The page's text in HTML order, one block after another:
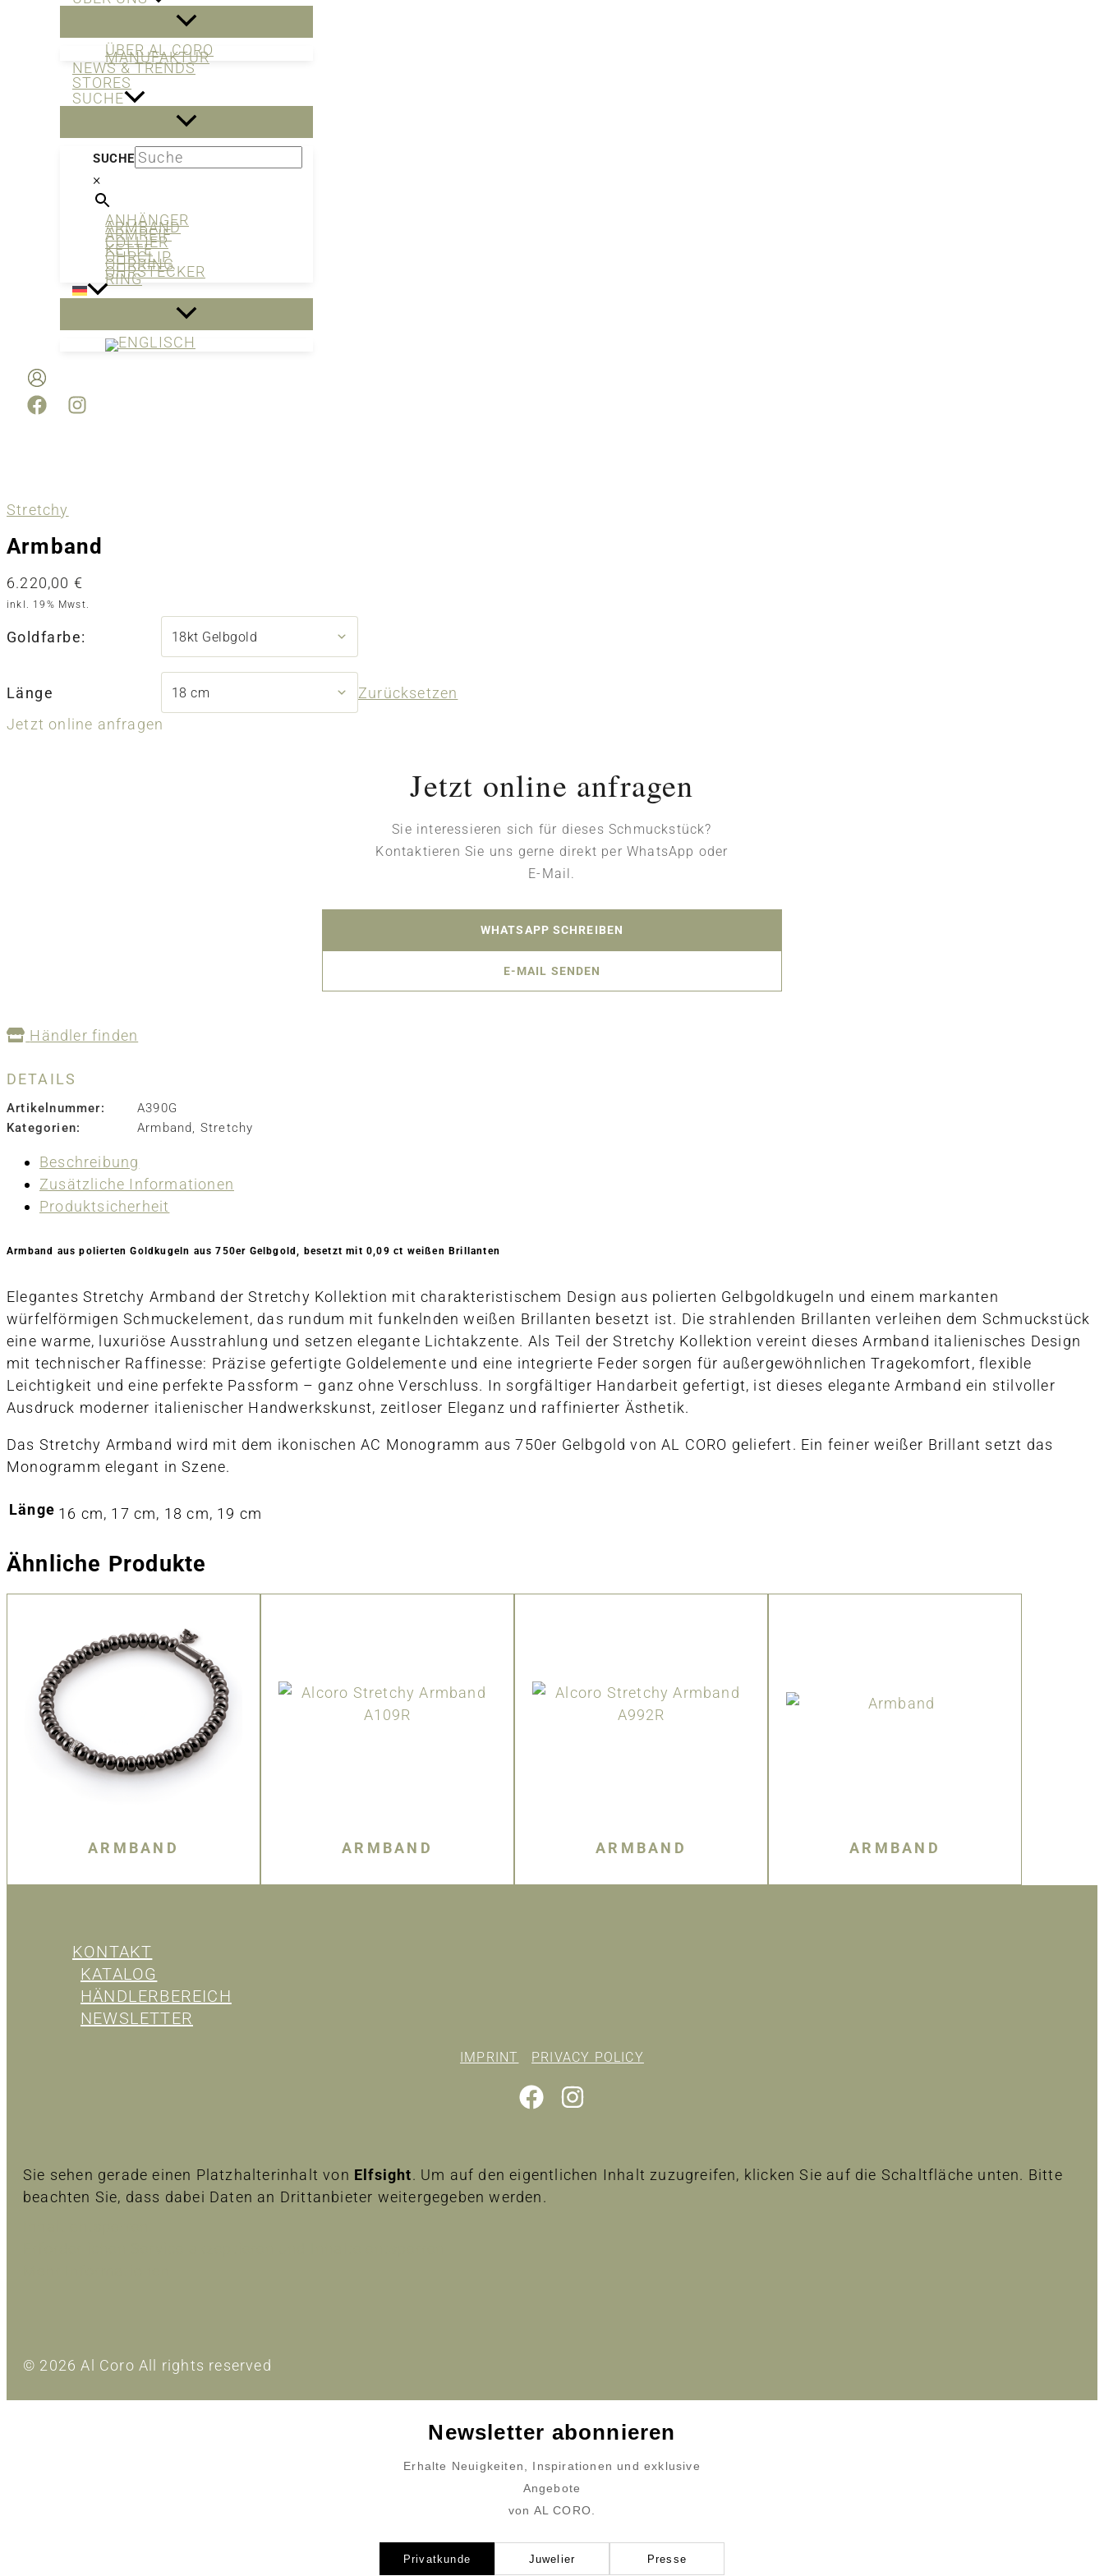
ÜBER AL CORO
MANUFAKTUR
NEWS & TRENDS
STORES
SUCHE
SUCHE
×
ANHÄNGER
ARMBAND
ARMREIF
COLLIER
KETTE
OHRCLIP
OHRRING
OHRSTECKER
RING
Stretchy
Armband
6.220,00 €
inkl. 19% Mwst.
Goldfarbe:
Länge
Zurücksetzen
Jetzt online anfragen
Jetzt online anfragen
Sie interessieren sich für dieses Schmuckstück?
Kontaktieren Sie uns gerne direkt per WhatsApp oder
E-Mail.
WHATSAPP SCHREIBEN
E-MAIL SENDEN
Händler finden
DETAILS
Artikelnummer:
A390G
Kategorien:
Armband, Stretchy
Beschreibung
Zusätzliche Informationen
Produktsicherheit
Armband aus polierten Goldkugeln aus 750er Gelbgold, besetzt mit 0,09 ct weißen Brillanten
Elegantes Stretchy Armband der Stretchy Kollektion mit charakteristischem Design aus polierten Gelbgoldkugeln und einem markanten
würfelförmigen Schmuckelement, das rundum mit funkelnden weißen Brillanten besetzt ist. Die strahlenden Brillanten verleihen dem Schmuckstück
eine warme, luxuriöse Ausstrahlung und setzen elegante Lichtakzente. Als Teil der Stretchy Kollektion vereint dieses Armband italienisches Design
mit technischer Raffinesse: Präzise gefertigte Goldelemente und eine integrierte Feder sorgen für außergewöhnlichen Tragekomfort, flexible
Leichtigkeit und eine perfekte Passform – ganz ohne Verschluss. In sorgfältiger Handarbeit gefertigt, ist dieses elegante Armband ein stilvoller
Ausdruck moderner italienischer Handwerkskunst, zeitloser Eleganz und raffinierter Ästhetik.
Das Stretchy Armband wird mit dem ikonischen AC Monogramm aus 750er Gelbgold von AL CORO geliefert. Ein feiner weißer Brillant setzt das
Monogramm elegant in Szene.
Länge 16 cm, 17 cm, 18 cm, 19 cm
Ähnliche Produkte
ARMBAND ARMBAND ARMBAND ARMBAND
KONTAKT
KATALOG
HÄNDLERBEREICH
NEWSLETTER
IMPRINT PRIVACY POLICY
Sie sehen gerade einen Platzhalterinhalt von Elfsight. Um auf den eigentlichen Inhalt zuzugreifen, klicken Sie auf die Schaltfläche unten. Bitte
beachten Sie, dass dabei Daten an Drittanbieter weitergegeben werden.
© 2026 Al Coro All rights reserved
Newsletter abonnieren
Erhalte Neuigkeiten, Inspirationen und exklusive
Angebote
von AL CORO.
Privatkunde Juwelier Presse